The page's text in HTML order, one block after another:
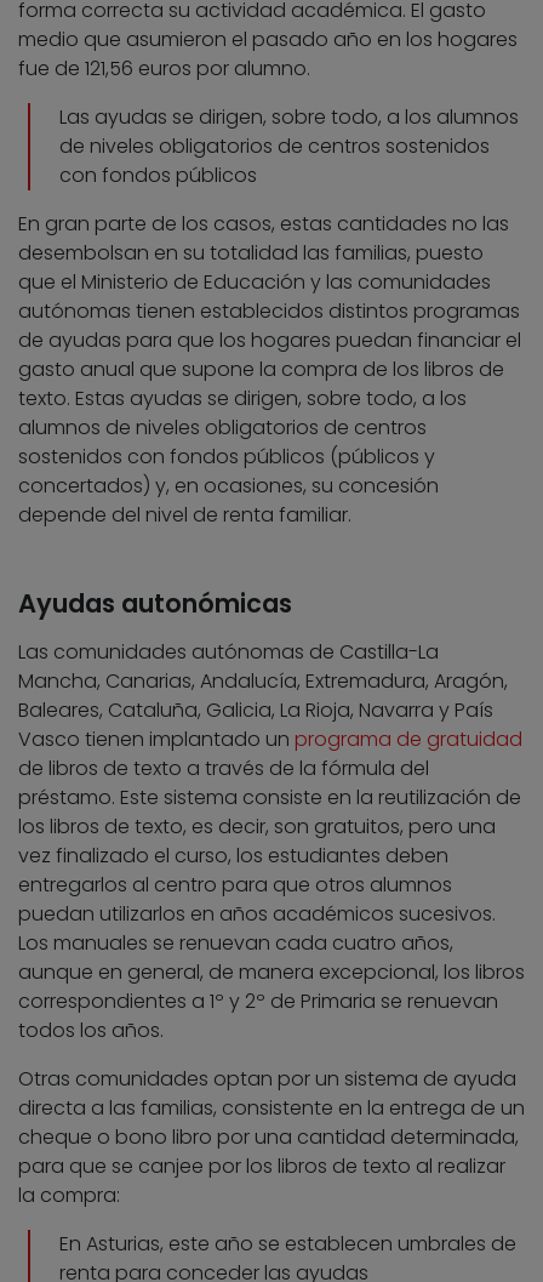
forma correcta su actividad académica. El gasto
medio que asumieron el pasado año en los hogares
fue de 121,56 euros por alumno.
Las ayudas se dirigen, sobre todo, a los alumnos
de niveles obligatorios de centros sostenidos
con fondos públicos
En gran parte de los casos, estas cantidades no las
desembolsan en su totalidad las familias, puesto
que el Ministerio de Educación y las comunidades
autónomas tienen establecidos distintos programas
de ayudas para que los hogares puedan financiar el
gasto anual que supone la compra de los libros de
texto. Estas ayudas se dirigen, sobre todo, a los
alumnos de niveles obligatorios de centros
sostenidos con fondos públicos (públicos y
concertados) y, en ocasiones, su concesión
depende del nivel de renta familiar.
Ayudas autonómicas
Las comunidades autónomas de Castilla-La
Mancha, Canarias, Andalucía, Extremadura, Aragón,
Baleares, Cataluña, Galicia, La Rioja, Navarra y País
Vasco tienen implantado un programa de gratuidad
de libros de texto a través de la fórmula del
préstamo. Este sistema consiste en la reutilización de
los libros de texto, es decir, son gratuitos, pero una
vez finalizado el curso, los estudiantes deben
entregarlos al centro para que otros alumnos
puedan utilizarlos en años académicos sucesivos.
Los manuales se renuevan cada cuatro años,
aunque en general, de manera excepcional, los libros
correspondientes a 1º y 2º de Primaria se renuevan
todos los años.
Otras comunidades optan por un sistema de ayuda
directa a las familias, consistente en la entrega de un
cheque o bono libro por una cantidad determinada,
para que se canjee por los libros de texto al realizar
la compra:
En Asturias, este año se establecen umbrales de
renta para conceder las ayudas